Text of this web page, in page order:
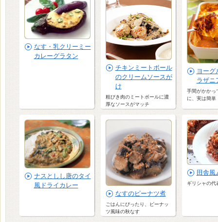
なす・乳クリーミー
カレーグラタン
チキンミートボール
のクリームソースが
け
粗びき肉のミートボールに濃
厚なソースがマッチ
ヨーグ
ラザニ
手間がかかっ
に、実は簡単
ナスとしし唐のタイ
風ドライカレー
なすのピーナツ煮
ごはんにぴったり、ピーナッ
ツ風味の秋なす
田舎風
ギリシャの代